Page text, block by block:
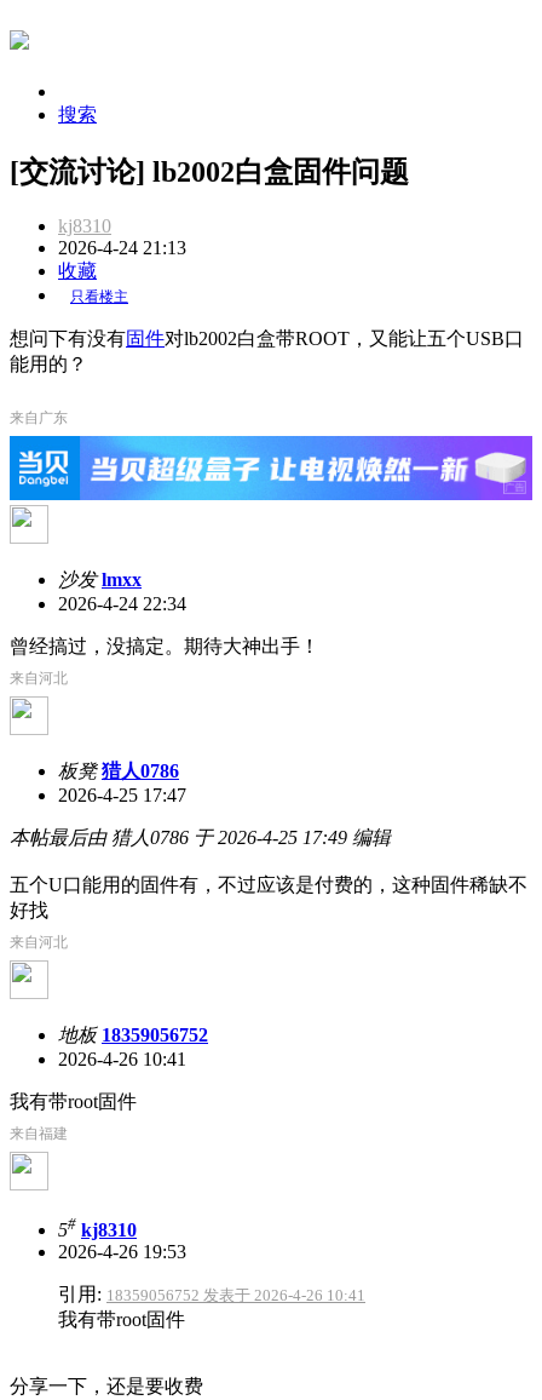
搜索
[交流讨论] lb2002白盒固件问题
kj8310
2026-4-24 21:13
收藏
只看楼主
想问下有没有固件对lb2002白盒带ROOT，又能让五个USB口
能用的？
来自广东
沙发 lmxx
2026-4-24 22:34
曾经搞过，没搞定。期待大神出手！
来自河北
板凳 猎人0786
2026-4-25 17:47
本帖最后由 猎人0786 于 2026-4-25 17:49 编辑
五个U口能用的固件有，不过应该是付费的，这种固件稀缺不
好找
来自河北
地板 18359056752
2026-4-26 10:41
我有带root固件
来自福建
5# kj8310
2026-4-26 19:53
引用: 18359056752 发表于 2026-4-26 10:41
我有带root固件
分享一下，还是要收费